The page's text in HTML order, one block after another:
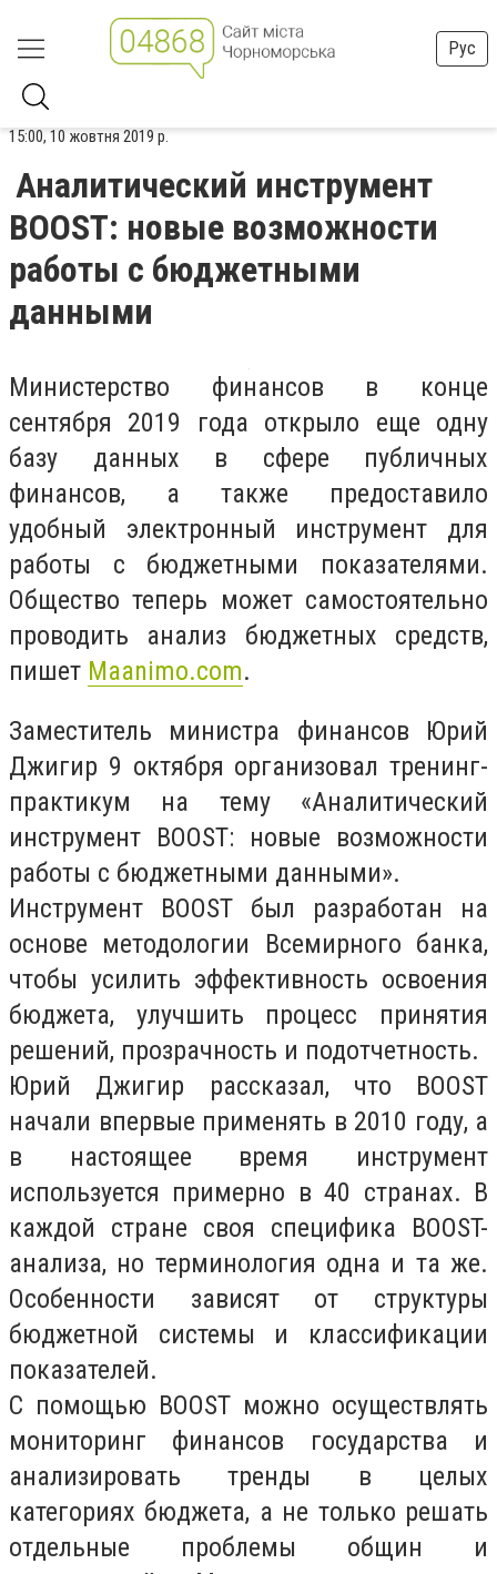
Рус
15:00, 10 жовтня 2019 р.
Аналитический инструмент
BOOST: новые возможности
работы с бюджетными
данными
Министерство финансов в конце
сентября 2019 года открыло еще одну
базу данных в сфере публичных
финансов, а также предоставило
удобный электронный инструмент для
работы с бюджетными показателями.
Общество теперь может самостоятельно
проводить анализ бюджетных средств,
пишет Maanimo.com.
Заместитель министра финансов Юрий
Джигир 9 октября организовал тренинг-
практикум на тему «Аналитический
инструмент BOOST: новые возможности
работы с бюджетными данными».
Инструмент BOOST был разработан на
основе методологии Всемирного банка,
чтобы усилить эффективность освоения
бюджета, улучшить процесс принятия
решений, прозрачность и подотчетность.
Юрий Джигир рассказал, что BOOST
начали впервые применять в 2010 году, а
в настоящее время инструмент
используется примерно в 40 странах. В
каждой стране своя специфика BOOST-
анализа, но терминология одна и та же.
Особенности зависят от структуры
бюджетной системы и классификации
показателей.
С помощью BOOST можно осуществлять
мониторинг финансов государства и
анализировать тренды в целых
категориях бюджета, а не только решать
отдельные проблемы общин и